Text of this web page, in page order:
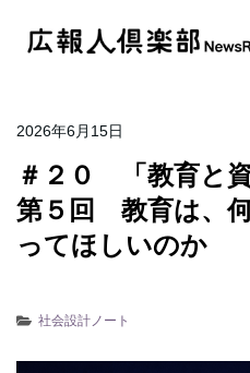
2026年6月15日
＃２０ 「教育と
第５回 教育は、
ってほしいのか
社会設計ノート